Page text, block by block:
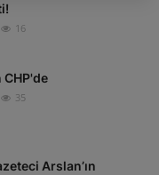
16
35
Arslan’ın